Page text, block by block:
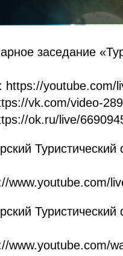
заседание
https://youtube.com/
vk.com/video-
ok.ru/live/
www.youtube.com/
www.youtube.com/